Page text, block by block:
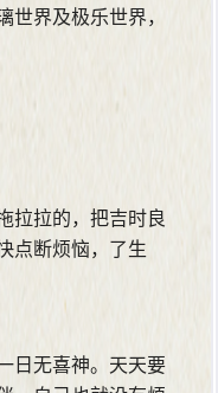
世界及极乐世界，
拉拉的，把吉时良
点断烦恼，了生
日无喜神。天天要